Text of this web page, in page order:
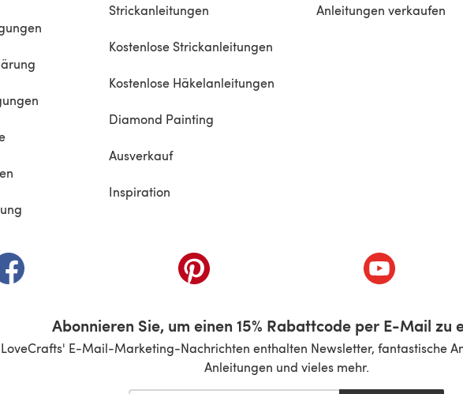
Strickanleitungen
Kostenlose Strickanleitungen
Kostenlose Häkelanleitungen
Diamond Painting
Ausverkauf
Inspiration
Anleitungen verkaufen
(öffnet sich in einem neuen Tab)(öffnet sich in einem neuen Tab)(öffnet sich in
Abonnieren Sie, um einen 15% Rabattcode per E-Mail zu
LoveCrafts' E-Mail-Marketing-Nachrichten enthalten Newsletter, fantastische
Anleitungen und vieles mehr.